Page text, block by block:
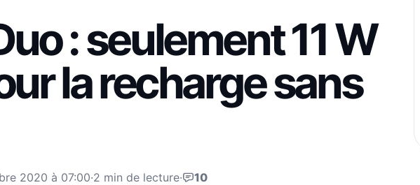
: seulement 11 W
la recharge sans
2020 à 07:00·2 min de lecture· 10